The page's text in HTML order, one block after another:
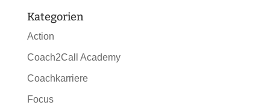
Kategorien
Action
Coach2Call Academy
Coachkarriere
Focus